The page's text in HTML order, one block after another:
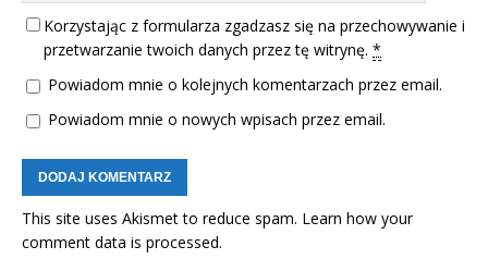
Korzystając z formularza zgadzasz się na przechowywanie i
przetwarzanie twoich danych przez tę witrynę. *
Powiadom mnie o kolejnych komentarzach przez email.
Powiadom mnie o nowych wpisach przez email.
This site uses Akismet to reduce spam. Learn how your
comment data is processed.